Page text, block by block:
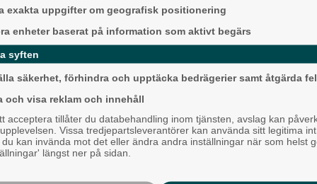
gör uppskattas, säger Gabriel
och minska ensamhet. Hösten
en verksamhet där elever själva
särskilt för elever som ofta står
en elevstyrelse med 18
är stort, och styrelsen möts
Ny pastor i
Långared
exakta uppgifter om geografisk positionering
enheter baserat på information som aktivt begärs
syften
säkerhet, förhindra och upptäcka bedrägerier samt åtgärda fel
och visa reklam och innehåll
acceptera tillåter du databehandling inom tjänsten, avslag kan
Vissa tredjepartsleverantörer kan använda sitt legitima
kan invända mot det eller ändra andra inställningar när som helst
längst ner på sidan.